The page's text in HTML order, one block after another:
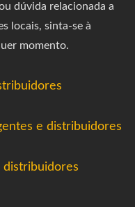
dúvida relacionada a
locais, sinta-se à
momento.
e distribuidores
distribuidores